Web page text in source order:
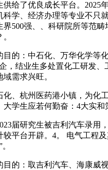
了优良成长平台。2025
科学、经济办理等专业不只
界500强、、科研院所等范
：中石化、万华化学等化
，结业生多处置化工研发、
需求兴旺。
杭州医药港小镇，为化
学生应若何勤奋：4大实和
届研究生被吉利汽车录用，
较平台开辟。4。 电气工程
：取吉利汽车、海康威